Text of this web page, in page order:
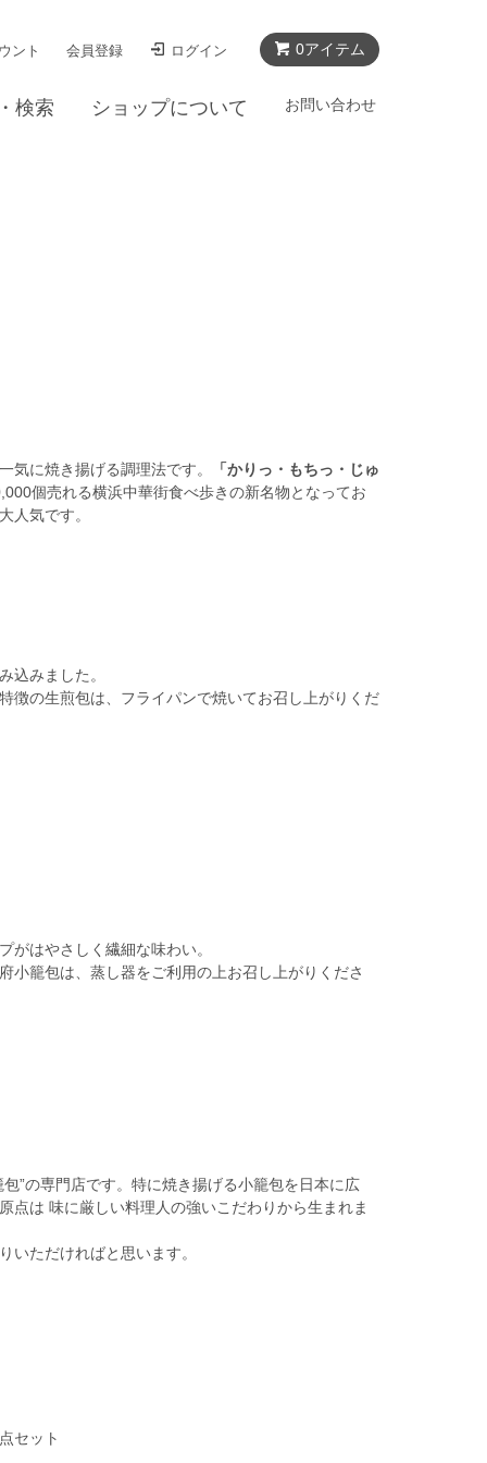
0アイテム
ント 会員登録 ログイン
検索 ショップについて お問い合わせ
気に焼き揚げる調理法です。
「かりっ・もちっ・じゅ
個売れる横浜中華街食べ歩きの新名物となってお
人気です。
込みました。
徴の生煎包は、フライパンで焼いてお召し上がりくだ
がはやさしく繊細な味わい。
小籠包は、蒸し器をご利用の上お召し上がりくださ
”の専門店です。特に焼き揚げる小籠包を日本に広
点は 味に厳しい料理人の強いこだわりから生まれま
いただければと思います。
セット